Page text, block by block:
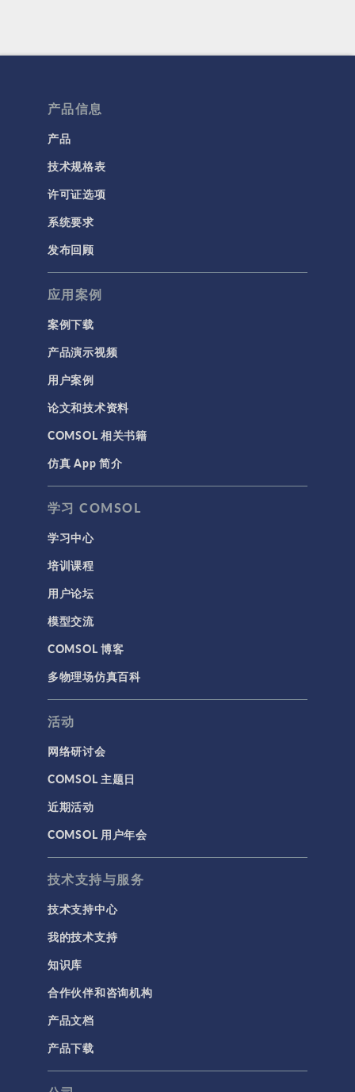
产品信息
产品
技术规格表
许可证选项
系统要求
发布回顾
应用案例
案例下载
产品演示视频
用户案例
论文和技术资料
COMSOL 相关书籍
仿真 App 简介
学习 COMSOL
学习中心
培训课程
用户论坛
模型交流
COMSOL 博客
多物理场仿真百科
活动
网络研讨会
COMSOL 主题日
近期活动
COMSOL 用户年会
技术支持与服务
技术支持中心
我的技术支持
知识库
合作伙伴和咨询机构
产品文档
产品下载